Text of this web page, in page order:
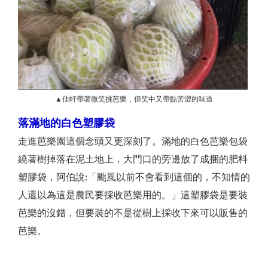
▲佳軒帶著微笑挑芭樂，但笑中又帶點苦澀的味道
落滿地的白色塑膠袋
走進芭樂園這個念頭又更深刻了。滿地的白色芭樂包袋
繞著樹掉落在泥土地上，大門口的旁邊放了成捆的肥料
塑膠袋，阿伯說:「颱風以前不會看到這個的，不知情的
人還以為這是農民要採收芭樂用的。」這塑膠袋是要裝
芭樂的沒錯，但要裝的不是從樹上採收下來可以販售的
芭樂。